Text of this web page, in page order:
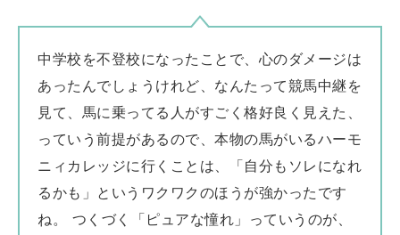
中学校を不登校になったことで、心のダメージは
あったんでしょうけれど、なんたって競馬中継を
見て、馬に乗ってる人がすごく格好良く見えた、
っていう前提があるので、本物の馬がいるハーモ
ニィカレッジに行くことは、「自分もソレになれ
るかも」というワクワクのほうが強かったです
ね。 つくづく「ピュアな憧れ」っていうのが、